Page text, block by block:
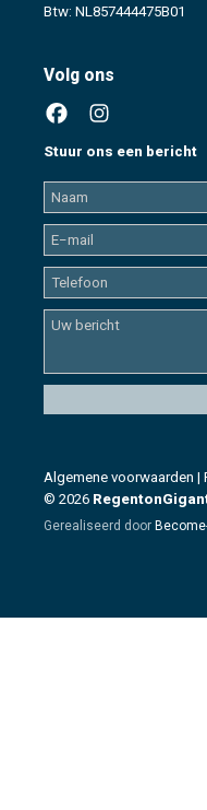
Btw: NL857444475B01
Volg ons
Stuur ons een bericht
Algemene voorwaarden |
© 2026
Gerealiseerd door